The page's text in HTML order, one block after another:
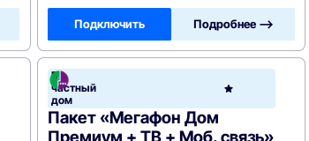
Подключить Подробнее —>
МегаФон
В
частный
дом
Пакет «Мегафон Дом